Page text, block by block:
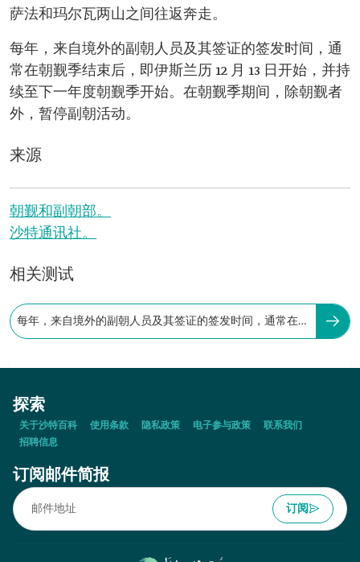
萨法和玛尔瓦两山之间往返奔走。
每年，来自境外的副朝人员及其签证的签发时间，通
常在朝觐季结束后，即伊斯兰历 12 月 13 日开始，并持
续至下一年度朝觐季开始。在朝觐季期间，除朝觐者
外，暂停副朝活动。
来源
朝觐和副朝部。
沙特通讯社。
相关测试
每年，来自境外的副朝人员及其签证的签发时间，通常在
探索
关于沙特百科 使用条款 隐私政策 电子参与政策
联系我们
招聘信息
订阅邮件简报
订阅